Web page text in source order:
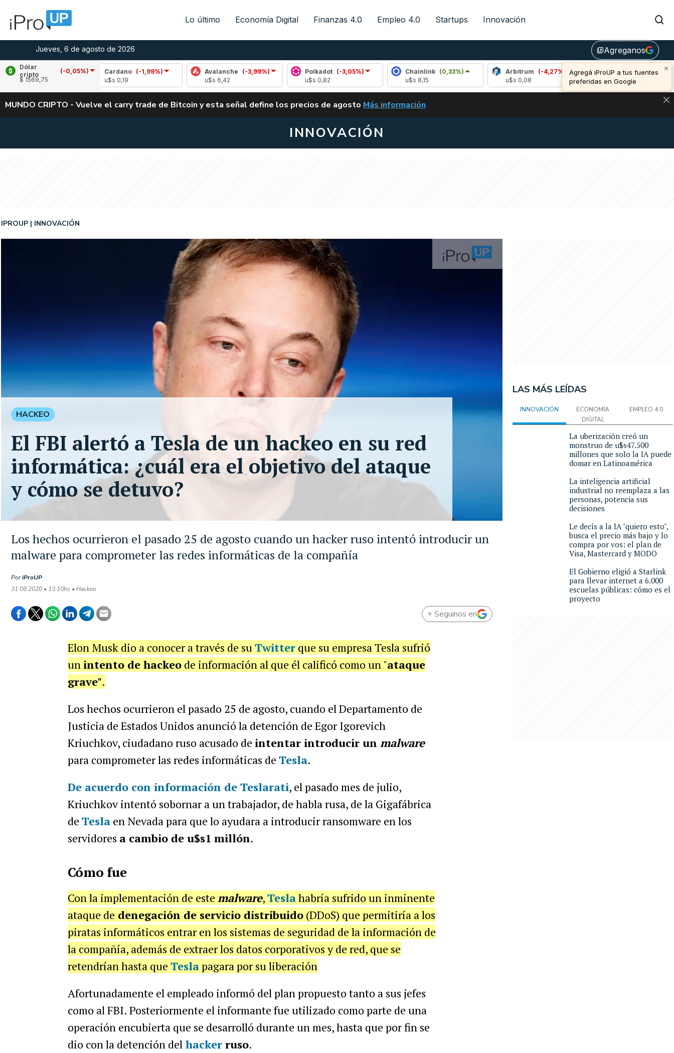
Lo último Economía Digital Finanzas 4.0 Empleo 4.0 Startups Innovación
Jueves, 6 de agosto de 2026 library_addAgreganos
×
Agregá iProUP a tus fuentes
preferidas en Google
Dólar
cripto
(-0,05%)
$ 1569,75
Cardano
(-1,99%)
Avalanche (-3,99%)
Polkadot
(-3,05%)
Chainlink
(0,33%)
Arbitrum
(-4,27%)
Bitcoin (0,38%)
u$s 64.443,00
ALERTA
MUNDO CRIPTO - Vuelve el carry trade de Bitcoin y esta señal define los precios de agosto VUELVE EL CARRY TRADE DE BITCOIN Y ESTA SEÑAL DEFINE LOS PRECIOS DE
Más información
INNOVACIÓN
Los hechos ocurrieron el pasado 25 de agosto cuando un hacker ruso intentó introducir un
malware para comprometer las redes informáticas de la compañía
IPROUP INNOVACIÓN
PoriProUP
31.08.2020 • 13:10hs • Hackeo
HACKEO
El FBI alertó a Tesla de un hackeo en su red
informática: ¿cuál era el objetivo del ataque
y cómo se detuvo?
+ Seguinos en
Elon Musk dio a conocer a través de suTwitterque su empresa Tesla sufrió
un intento de hackeode información al que él calificó como un "ataque
grave".
Los hechos ocurrieron el pasado 25 de agosto, cuando el Departamento de
Justicia de Estados Unidos anunció la detención de Egor Igorevich
Kriuchkov, ciudadano ruso acusado de intentar introducir un malware
para comprometer las redes informáticas de Tesla.
De acuerdo con información de Teslarati, el pasado mes de julio,
Kriuchkov intentó sobornar a un trabajador, de habla rusa, de la Gigafábrica
de Teslaen Nevada para que lo ayudara a introducir ransomware en los
servidores a cambio de u$s1 millón.
Cómo fue
Con la implementación de este malware,Teslahabría sufrido un inminente
ataque de denegación de servicio distribuido(DDoS) que permitiría a los
piratas informáticos entrar en los sistemas de seguridad de la información de
la compañía, además de extraer los datos corporativos y de red, que se
retendrían hasta que Teslapagara por su liberación
Afortunadamente el empleado informó del plan propuesto tanto a sus jefes
como al FBI. Posteriormente el informante fue utilizado como parte de una
operación encubierta que se desarrolló durante un mes, hasta que por fin se
dio con la detención del hackerruso.
LAS MÁS LEÍDAS
INNOVACIÓN
ECONOMÍA
DIGITAL
EMPLEO 4.0
La uberización creó un
monstruo de u$s47.500
millones que solo la IA puede
domar en Latinoamérica
La inteligencia artificial
industrial no reemplaza a las
personas, potencia sus
decisiones
Le decís a la IA "quiero esto",
busca el precio más bajo y lo
compra por vos: el plan de
Visa, Mastercard y MODO
El Gobierno eligió a Starlink
para llevar internet a 6.000
escuelas públicas: cómo es el
proyecto